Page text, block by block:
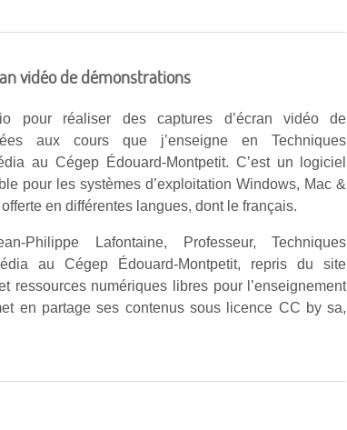
vidéo de démonstrations
pour réaliser des captures d’écran vidéo de
aux cours que j’enseigne en Techniques
au Cégep Édouard-Montpetit. C’est un logiciel
pour les systèmes d’exploitation Windows, Mac &
offerte en différentes langues, dont le français.
Philippe Lafontaine, Professeur, Techniques
au Cégep Édouard-Montpetit, repris du site
ressources numériques libres pour l’enseignement
en partage ses contenus sous licence CC by sa,